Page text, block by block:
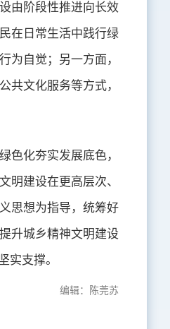
由阶段性推进向长效
在日常生活中践行绿
为自觉；另一方面，
共文化服务等方式，
色化夯实发展底色，
明建设在更高层次、
思想为指导，统筹好
升城乡精神文明建设
实支撑。
编辑：陈莞苏